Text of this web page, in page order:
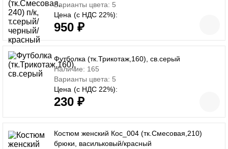
Варианты цвета: 5
Цена (с НДС 22%):
950 ₽
Футболка (тк.Трикотаж,160), св.серый
Наличие: 165
Варианты цвета: 5
Цена (с НДС 22%):
230 ₽
Костюм женский Кос_004 (тк.Смесовая,210)
брюки, васильковый/красный